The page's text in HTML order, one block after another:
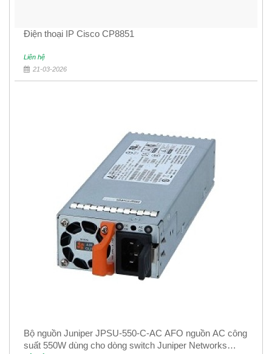
Điện thoại IP Cisco CP8851
Liên hệ
21-03-2026
Bộ nguồn Juniper JPSU-550-C-AC AFO nguồn AC công
suất 550W dùng cho dòng switch Juniper Networks